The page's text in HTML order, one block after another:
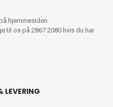
hjemmesiden.
til os på 2867 2080 hvis du har
LEVERING